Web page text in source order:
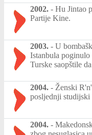
2002. - Hu Jintao
Partije Kine.
2003. - U
Istanbula
Turske saopštile
2004. - Ženski
posljednji
2004. -